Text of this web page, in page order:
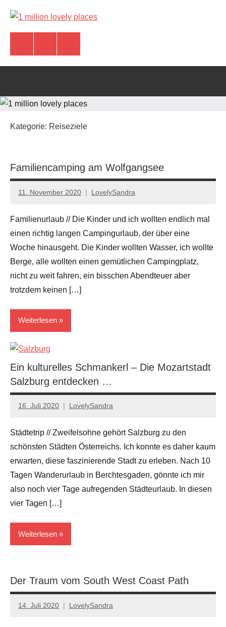
Inhalt
springen
1
million
places
&
wundervolle
Kategorie: Reiseziele
Familiencamping am Wolfgangsee
11. November 2020 LovelySandra
Keine
Familienurlaub // Die Kinder und ich wollten endlich mal
einen richtig langen Campingurlaub, der über eine
Woche hinausgeht. Die Kinder wollten Wasser, ich wollte
Berge, alle wollten einen gemütlichen Campingplatz,
nicht zu weit fahren, ein bisschen Abendteuer aber
trotzdem keinen […]
Weiterlesen
Österreich
Reiseziele
Ein kulturelles Schmankerl – Die Mozartstadt
Salzburg entdecken …
16. Juli 2020 LovelySandra
Keine
Städtetrip // Zweifelsohne gehört Salzburg zu den
schönsten Städten Österreichs. Ich konnte es daher kaum
erwarten, diese faszinierende Stadt zu erleben. Nach 10
Tagen Wanderurlaub in Berchtesgaden, gönnte ich mir
also noch vier Tage aufregenden Städteurlaub. In diesen
vier Tagen […]
Weiterlesen
Reiseziele
Der Traum vom South West Coast Path
14. Juli 2020 LovelySandra
Keine